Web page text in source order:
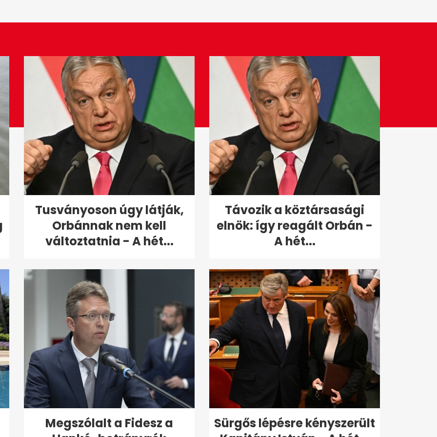
Tusványoson úgy látják,
Orbánnak nem kell
változtatnia - A hét...
Távozik a köztársasági
elnök: így reagált Orbán -
A hét...
Megszólalt a Fidesz a
Sürgős lépésre kényszerült